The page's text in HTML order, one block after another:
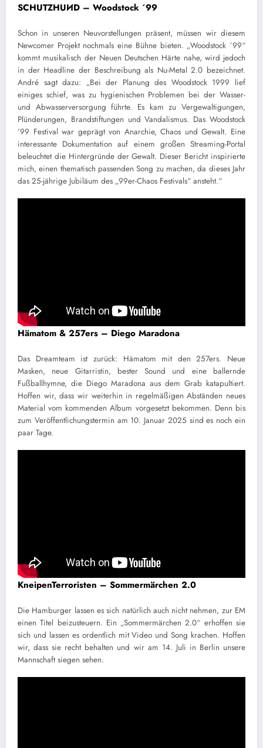
SCHUTZHUИD – Woodstock ´99
Schon in unseren Neuvorstellungen präsent, müssen wir diesem
Newcomer Projekt nochmals eine Bühne bieten. „Woodstock ´99“
kommt musikalisch der Neuen Deutschen Härte nahe, wird jedoch
in der Headline der Beschreibung als Nu-Metal 2.0 bezeichnet.
André sagt dazu: „Bei der Planung des Woodstock 1999 lief
einiges schief, was zu hygienischen Problemen bei der Wasser-
und Abwasserversorgung führte. Es kam zu Vergewaltigungen,
Plünderungen, Brandstiftungen und Vandalismus. Das Woodstock
’99 Festival war geprägt von Anarchie, Chaos und Gewalt. Eine
interessante Dokumentation auf einem großen Streaming-Portal
beleuchtet die Hintergründe der Gewalt. Dieser Bericht inspirierte
mich, einen thematisch passenden Song zu machen, da dieses Jahr
das 25-jährige Jubiläum des „99er-Chaos Festivals“ ansteht.“
Hämatom & 257ers – Diego Maradona
Das Dreamteam ist zurück: Hämatom mit den 257ers. Neue
Masken, neue Gitarristin, bester Sound und eine ballernde
Fußballhymne, die Diego Maradona aus dem Grab katapultiert.
Hoffen wir, dass wir weiterhin in regelmäßigen Abständen neues
Material vom kommenden Album vorgesetzt bekommen. Denn bis
zum Veröffentlichungstermin am 10. Januar 2025 sind es noch ein
paar Tage.
KneipenTerroristen – Sommermärchen 2.0
Die Hamburger lassen es sich natürlich auch nicht nehmen, zur EM
einen Titel beizusteuern. Ein „Sommermärchen 2.0“ erhoffen sie
sich und lassen es ordentlich mit Video und Song krachen. Hoffen
wir, dass sie recht behalten und wir am 14. Juli in Berlin unsere
Mannschaft siegen sehen.